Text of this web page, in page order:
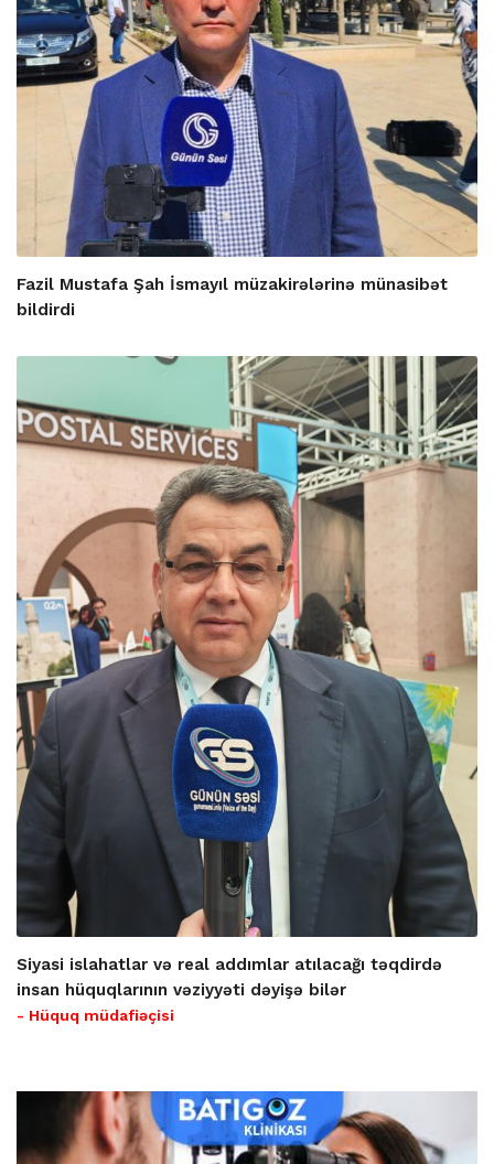
Fazil Mustafa Şah İsmayıl müzakirələrinə münasibət
bildirdi
Siyasi islahatlar və real addımlar atılacağı təqdirdə
insan hüquqlarının vəziyyəti dəyişə bilər
- Hüquq müdafiəçisi